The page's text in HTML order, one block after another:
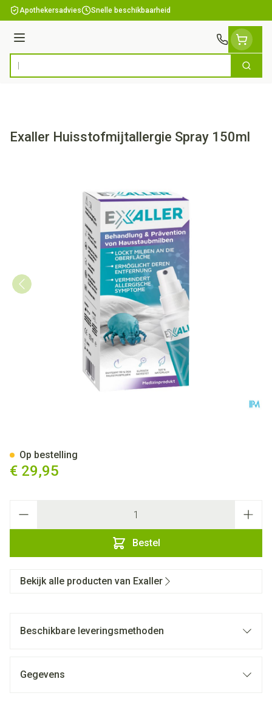
Ga naar de inhoud
Apothekersadvies Snelle beschikbaarheid
Menu
Product, merk, categorie... Zoek
Exaller Huisstofmijtallergie Spray 150ml
€ 29,95
Bestel
Op bestelling
Bekijk alle producten van Exaller
Beschikbare leveringsmethoden
Gegevens